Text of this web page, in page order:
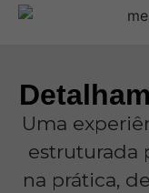
Uma
estruturada
na prática,